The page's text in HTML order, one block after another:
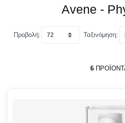
Avene -
Προβολή: Ταξινόμηση:
6